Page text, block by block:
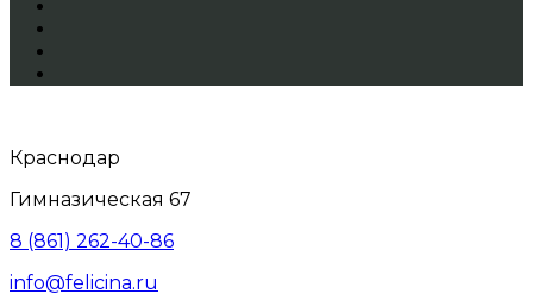
Краснодар
Гимназическая 67
8 (861) 262-40-86
info@felicina.ru